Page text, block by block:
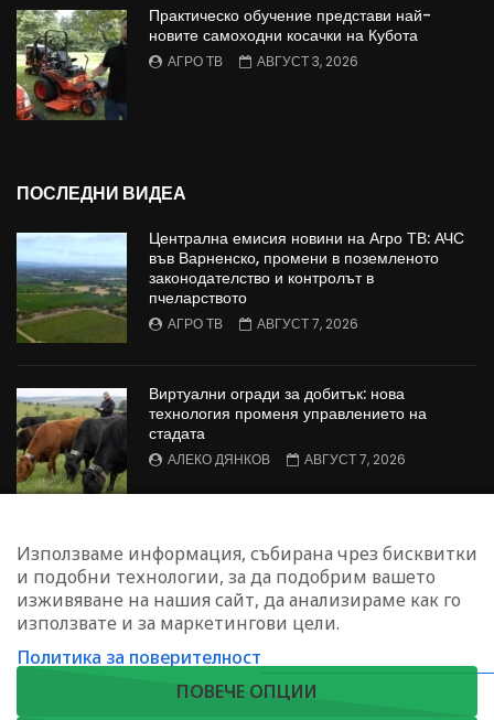
Практическо обучение представи най-
новите самоходни косачки на Кубота
АГРО ТВ АВГУСТ 3, 2026
ПОСЛЕДНИ ВИДЕА
Централна емисия новини на Агро ТВ: АЧС
във Варненско, промени в поземленото
законодателство и контролът в
пчеларството
АГРО ТВ АВГУСТ 7, 2026
Виртуални огради за добитък: нова
технология променя управлението на
стадата
АЛЕКО ДЯНКОВ АВГУСТ 7, 2026
Европейската комисия предприема
допълнителни мерки в подкрепа на
земеделските стопани
АВГУСТ 7, 2026
Използваме информация, събирана чрез бисквитки
и подобни технологии, за да подобрим вашето
изживяване на нашия сайт, да анализираме как го
използвате и за маркетингови цели.
Политика за поверителност
ПОВЕЧЕ ОПЦИИ
ЗАПИШЕТЕ СЕ ЗА НАШИЯ БЮЛЕТИН